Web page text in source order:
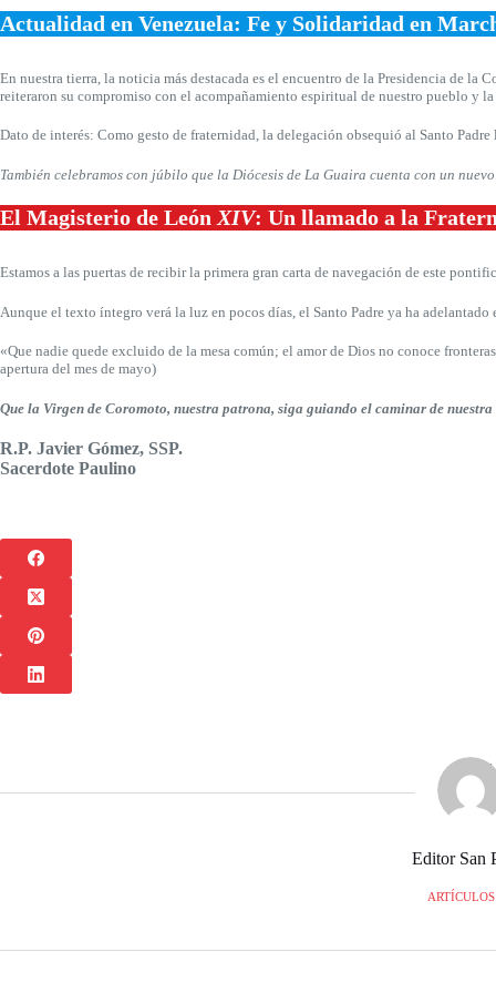
Actualidad en Venezuela: Fe y Solidaridad en
En nuestra tierra, la noticia más destacada es el encuentro de la Presidencia de la
reiteraron su compromiso con el acompañamiento espiritual de nuestro pueblo y
Dato de interés: Como gesto de fraternidad, la delegación obsequió al Santo
También celebramos con júbilo que la Diócesis de La Guaira cuenta con un
El Magisterio de León XIV: Un llamado a la
Estamos a las puertas de recibir la primera gran carta de navegación de este
Aunque el texto íntegro verá la luz en pocos días, el Santo Padre ya ha
«Que nadie quede excluido de la mesa común; el amor de Dios no conoce
apertura del mes de mayo)
Que la Virgen de Coromoto, nuestra patrona, siga guiando el caminar de
R.P. Javier Gómez, SSP.
Sacerdote Paulino
Editor San